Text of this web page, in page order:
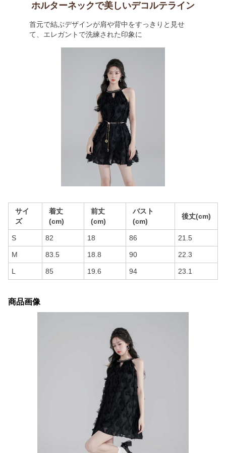
ホルターネックで美しいデコルテライン
首元で結ぶデザインが肩や背中をすっきりと見せ
て、エレガントで洗練された印象に
サイ
ズ
着丈
(cm)
前丈
(cm)
バスト
(cm)
後丈(cm)
S 82 18 86 21.5
M 83.5 18.8 90 22.3
L 85 19.6 94 23.1
商品画像